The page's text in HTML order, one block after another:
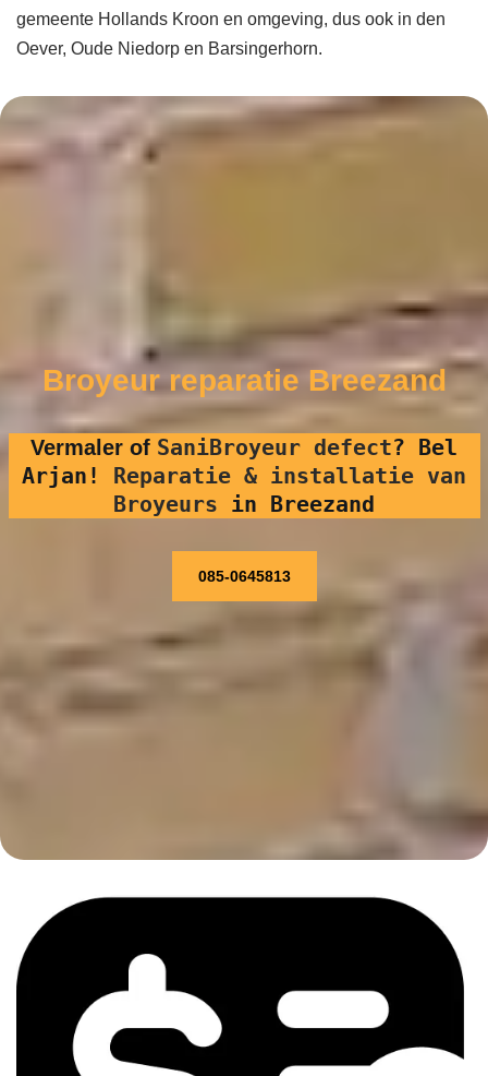
gemeente Hollands Kroon en omgeving, dus ook in den
Oever, Oude Niedorp en Barsingerhorn.
Broyeur reparatie Breezand
Vermaler of SaniBroyeur defect? Bel
Arjan! Reparatie & installatie van
Broyeurs in Breezand
085-0645813